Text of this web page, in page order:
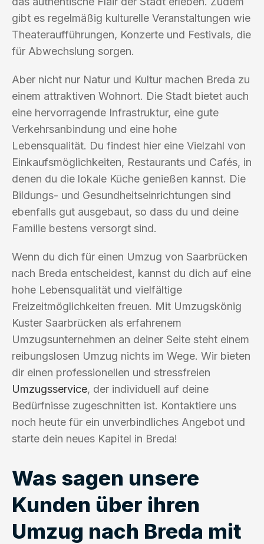
gibt es regelmäßig kulturelle Veranstaltungen wie
Theateraufführungen, Konzerte und Festivals, die
für Abwechslung sorgen.
Aber nicht nur Natur und Kultur machen Breda zu
einem attraktiven Wohnort. Die Stadt bietet auch
eine hervorragende Infrastruktur, eine gute
Verkehrsanbindung und eine hohe
Lebensqualität. Du findest hier eine Vielzahl von
Einkaufsmöglichkeiten, Restaurants und Cafés, in
denen du die lokale Küche genießen kannst. Die
Bildungs- und Gesundheitseinrichtungen sind
ebenfalls gut ausgebaut, so dass du und deine
Familie bestens versorgt sind.
Wenn du dich für einen Umzug von Saarbrücken
nach Breda entscheidest, kannst du dich auf eine
hohe Lebensqualität und vielfältige
Freizeitmöglichkeiten freuen. Mit Umzugskönig
Kuster Saarbrücken als erfahrenem
Umzugsunternehmen an deiner Seite steht einem
reibungslosen Umzug nichts im Wege. Wir bieten
dir einen professionellen und stressfreien
Umzugsservice, der individuell auf deine
Bedürfnisse zugeschnitten ist. Kontaktiere uns
noch heute für ein unverbindliches Angebot und
starte dein neues Kapitel in Breda!
Was sagen unsere
Kunden über ihren
Umzug nach Breda mit